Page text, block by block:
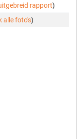
rapport)
alle foto's)